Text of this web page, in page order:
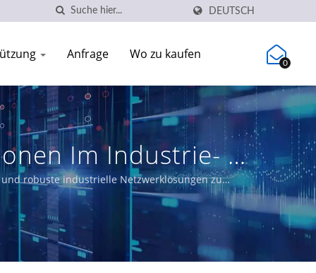
DEUTSCH
Anfrage Wo zu kaufen
0
Im Industrie- &
robuste industrielle Netzwerklösungen zu
PoE-Lösungen und zertifizierte Ethernet-Switches,
Netzwerke erfüllen.